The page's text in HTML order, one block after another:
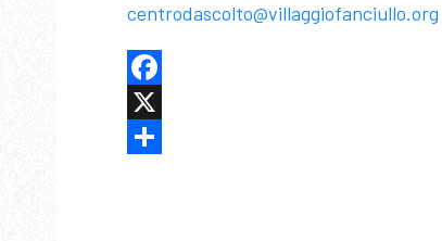
centrodascolto@villaggiofanciullo.org
Facebook
X